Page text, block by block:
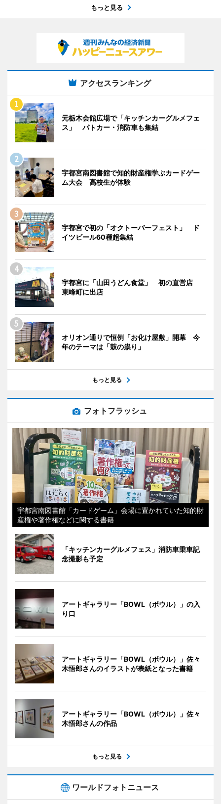
もっと見る
アクセスランキング
元栃木会館広場で「キッチンカーグルメフェ
ス」 パトカー・消防車も集結
宇都宮南図書館で知的財産権学ぶカードゲー
ム大会 高校生が体験
宇都宮で初の「オクトーバーフェスト」 ド
イツビール60種超集結
宇都宮に「山田うどん食堂」 初の直営店
東峰町に出店
オリオン通りで恒例「お化け屋敷」開幕 今
年のテーマは「鼓の祟り」
もっと見る
フォトフラッシュ
宇都宮南図書館「カードゲーム」会場に置かれていた知的財
産権や著作権などに関する書籍
「キッチンカーグルメフェス」消防車乗車記
念撮影も予定
アートギャラリー「BOWL（ボウル）」の入
り口
アートギャラリー「BOWL（ボウル）」佐々
木悟郎さんのイラストが表紙となった書籍
アートギャラリー「BOWL（ボウル）」佐々
木悟郎さんの作品
もっと見る
ワールドフォトニュース